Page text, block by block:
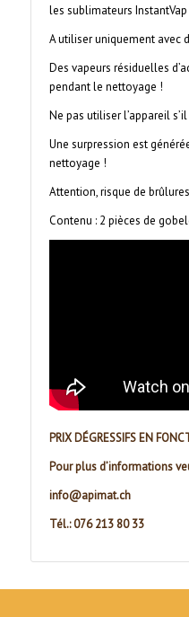
les sublimateurs
A utiliser uniquement avec
Des vapeurs résiduelles
pendant le nettoyage !
Ne pas utiliser l’appareil
Une surpression est
nettoyage !
Attention, risque de
Contenu : 2 pièces de
PRIX DÉGRESSIFS EN
Pour plus d’informations
info@apimat.ch
Tél.: 076 213 80 33